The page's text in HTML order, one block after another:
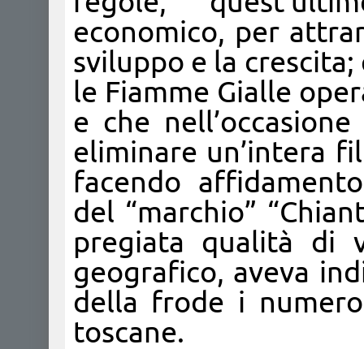
economico, per
sviluppo e la
le Fiamme Gialle
e che
eliminare un’intera
facendo
del “marchio”
pregiata qualità di
geografico, aveva
della frode i
toscane.